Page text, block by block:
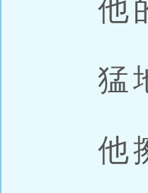
他
猛
他